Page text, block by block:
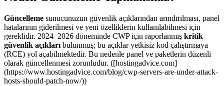
Güncelleme sunucunuzun güvenlik açıklarından arındırılması, panel
hatalarının giderilmesi ve yeni özelliklerin kullanılabilmesi için
gereklidir. 2024–2026 döneminde CWP için raporlanmış kritik
güvenlik açıkları bulunmuş; bu açıklar yetkisiz kod çalıştırmaya
(RCE) yol açabilmektedir. Bu nedenle panel ve paketlerin düzenli
olarak güncellenmesi zorunludur. ([hostingadvice.com]
(https://www.hostingadvice.com/blog/cwp-servers-are-under-attack-
hosts-should-patch-now/))